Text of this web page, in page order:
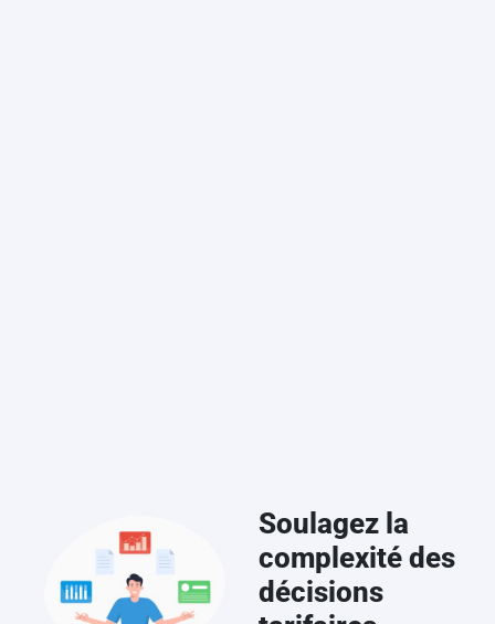
Soulagez la
complexité des
décisions